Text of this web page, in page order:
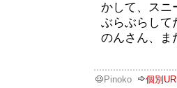
かして、スニ
ぶらぶらして
のんさん、ま
Pinoko 個別